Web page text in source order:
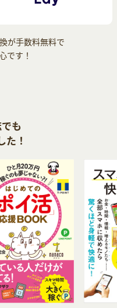
が手数料無料で
です！
も
た！